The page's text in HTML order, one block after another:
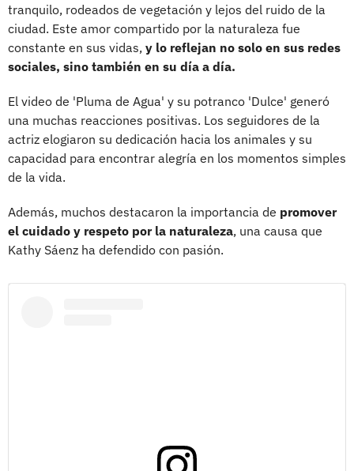
tranquilo, rodeados de vegetación y lejos del ruido de la
ciudad. Este amor compartido por la naturaleza fue
constante en sus vidas, y lo reflejan no solo en sus redes
sociales, sino también en su día a día.
El video de 'Pluma de Agua' y su potranco 'Dulce' generó
una muchas reacciones positivas. Los seguidores de la
actriz elogiaron su dedicación hacia los animales y su
capacidad para encontrar alegría en los momentos simples
de la vida.
Además, muchos destacaron la importancia de promover
el cuidado y respeto por la naturaleza, una causa que
Kathy Sáenz ha defendido con pasión.